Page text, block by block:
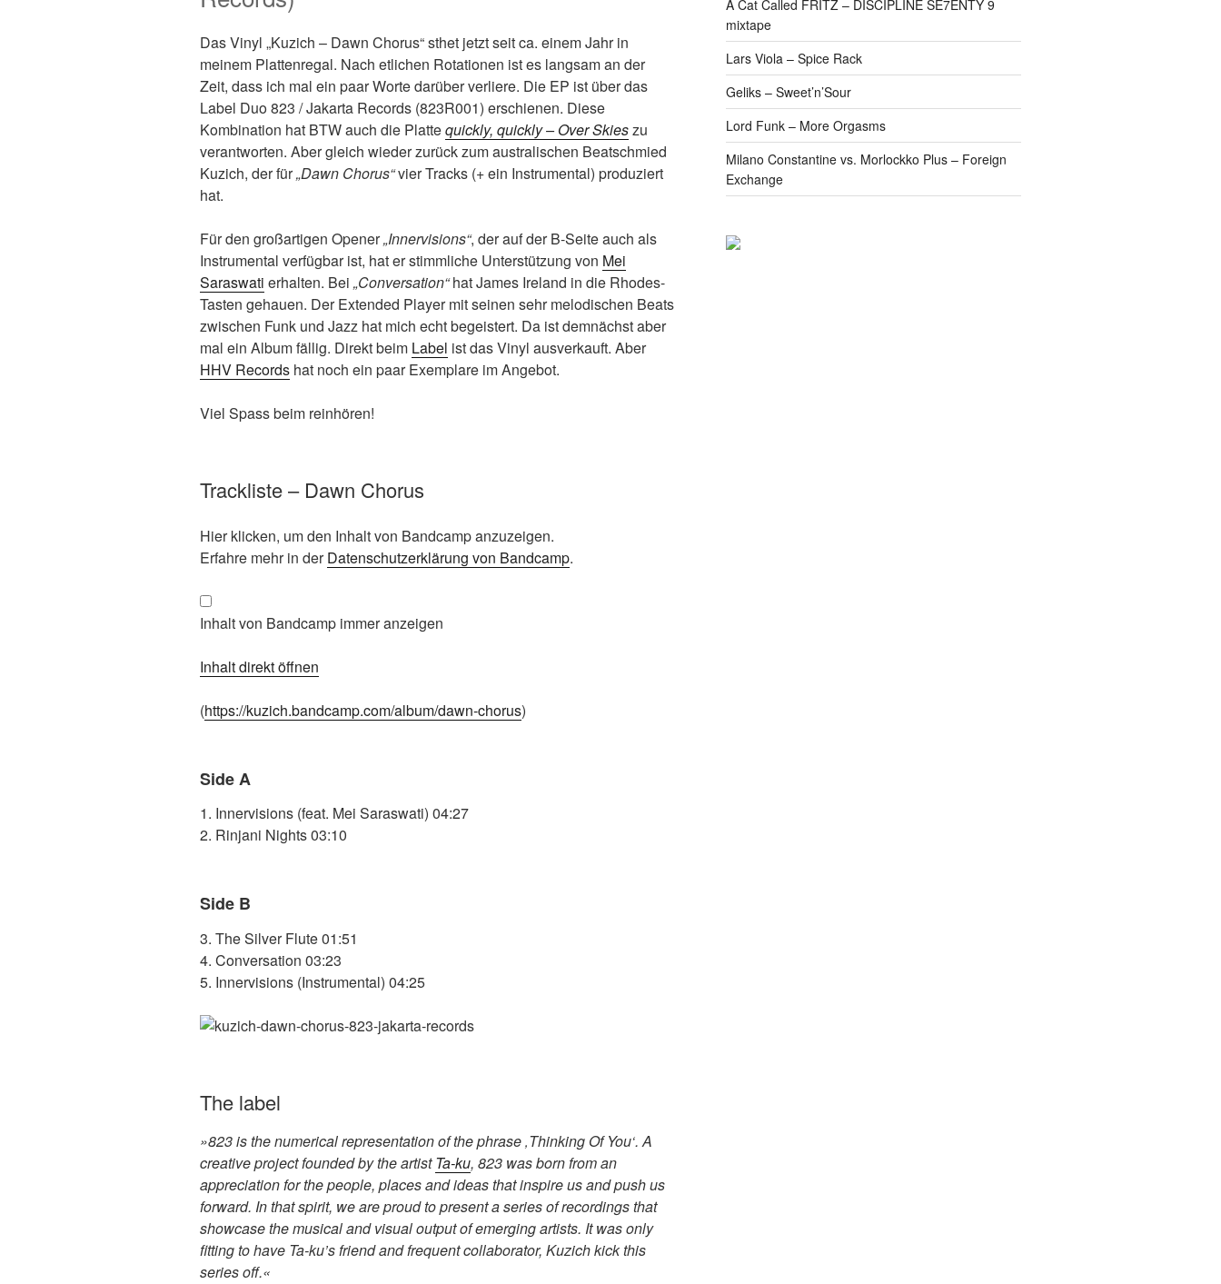
Das Vinyl „Kuzich – Dawn Chorus“ sthet jetzt seit ca. einem Jahr in
meinem Plattenregal. Nach etlichen Rotationen ist es langsam an der
Zeit, dass ich mal ein paar Worte darüber verliere. Die EP ist über das
Label Duo 823 / Jakarta Records (823R001) erschienen. Diese
Kombination hat BTW auch die Plattequickly, quickly – Over Skieszu
verantworten. Aber gleich wieder zurück zum australischen Beatschmied
Kuzich, der für„Dawn Chorus“vier Tracks (+ ein Instrumental) produziert
hat.
Für den großartigen Opener„Innervisions“, der auf der B-Seite auch als
Instrumental verfügbar ist, hat er stimmliche Unterstützung von Mei
Saraswati erhalten. Bei „Conversation“hat James Ireland in die Rhodes-
Tasten gehauen. Der Extended Player mit seinen sehr melodischen Beats
zwischen Funk und Jazz hat mich echt begeistert. Da ist demnächst aber
mal ein Album fällig. Direkt beim Label ist das Vinyl ausverkauft. Aber
HHV Records hat noch ein paar Exemplare im Angebot.
Viel Spass beim reinhören!
Trackliste – Dawn Chorus
Inhalt
von
anzeigen
Hier klicken, um den Inhalt von Bandcamp anzuzeigen.
Erfahre mehr in derDatenschutzerklärung von Bandcamp.
Inhalt von Bandcamp immer anzeigen
Inhalt direkt öffnen
(https://kuzich.bandcamp.com/album/dawn-chorus)
Side A
1. Innervisions (feat. Mei Saraswati) 04:27
2. Rinjani Nights 03:10
Side B
3. The Silver Flute 01:51
4. Conversation 03:23
5. Innervisions (Instrumental) 04:25
The label
»823 is the numerical representation of the phrase ‚Thinking Of You‘. A
creative project founded by the artistTa-ku, 823 was born from an
appreciation for the people, places and ideas that inspire us and push us
forward. In that spirit, we are proud to present a series of recordings that
showcase the musical and visual output of emerging artists. It was only
fitting to have Ta-ku’s friend and frequent collaborator, Kuzich kick this
series off.«
A Cat Called FRITZ – DISCIPLINE SE7ENTY 9
mixtape
Lars Viola – Spice Rack
Geliks – Sweet’n’Sour
Lord Funk – More Orgasms
Milano Constantine vs. Morlockko Plus – Foreign
Exchange